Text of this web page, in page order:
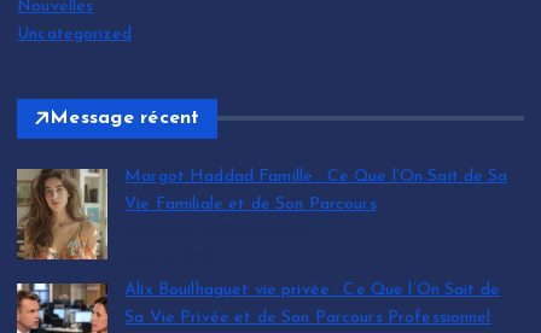
Nouvelles
Uncategorized
Message récent
Margot Haddad Famille : Ce Que l’On Sait de Sa
Vie Familiale et de Son Parcours
Alix Bouilhaguet vie privée : Ce Que l’On Sait de
Sa Vie Privée et de Son Parcours Professionnel